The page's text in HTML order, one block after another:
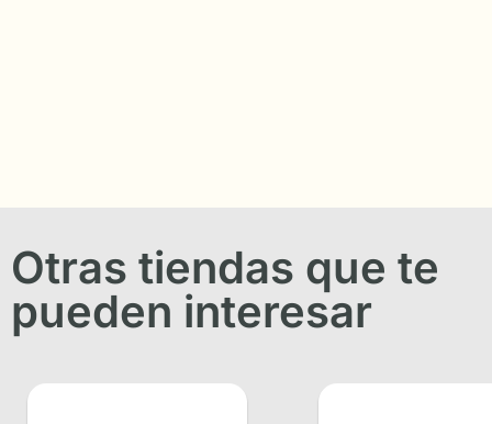
Otras tiendas que te
pueden interesar